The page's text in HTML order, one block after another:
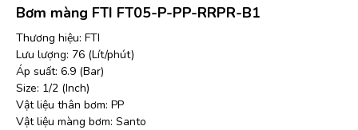
Bơm màng FTI FT05-P-PP-RRPR-B1
Thương hiệu: FTI
Lưu lượng: 76 (Lít/phút)
Áp suất: 6.9 (Bar)
Size: 1/2 (Inch)
Vật liệu thân bơm: PP
Vật liệu màng bơm: Santo